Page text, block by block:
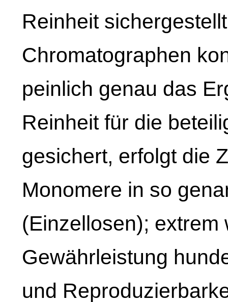
Reinheit
Chromatographen
peinlich genau das
Reinheit für die
gesichert, erfolgt die
Monomere in so
(Einzellosen); extrem
Gewährleistung
und